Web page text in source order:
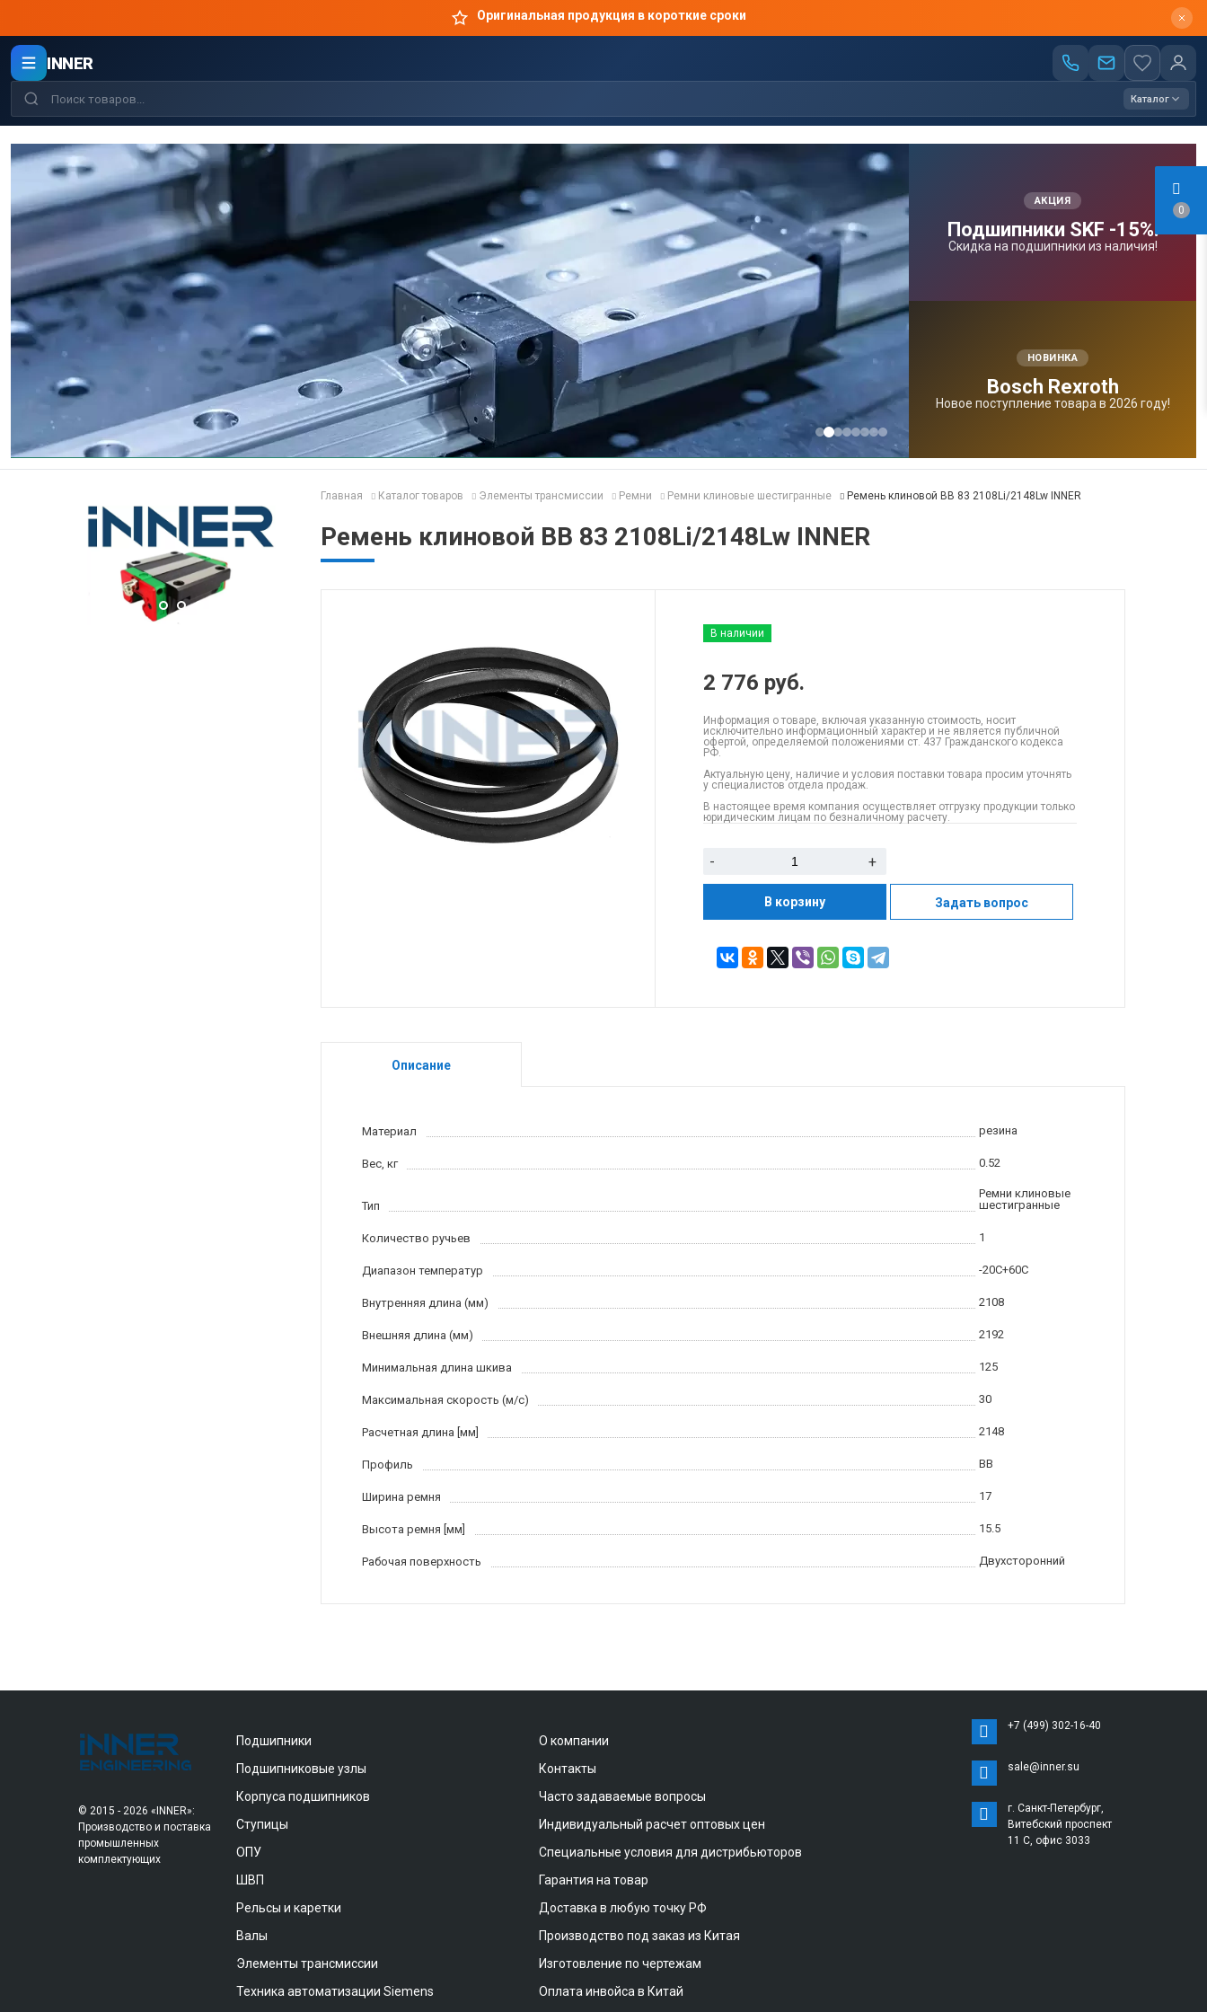
0
Оригинальная продукция в короткие сроки
INNER
Каталог
АКЦИЯ
Подшипники SKF -15%!
Скидка на подшипники из наличия!
НОВИНКА
Bosсh Rexroth
Новое поступление товара в 2026 году!
Главная Каталог товаров Элементы трансмиссии Ремни Ремни клиновые шестигранные Ремень клиновой BB 83 2108Li/2148Lw INNER
Ремень клиновой BB 83 2108Li/2148Lw INNER
В наличии
2 776 руб.
Информация о товаре, включая указанную стоимость, носит
исключительно информационный характер и не является публичной
офертой, определяемой положениями ст. 437 Гражданского кодекса
РФ.
Актуальную цену, наличие и условия поставки товара просим уточнять
у специалистов отдела продаж.
В настоящее время компания осуществляет отгрузку продукции только
юридическим лицам по безналичному расчету.
- +
В корзину Задать вопрос
Описание
Материал резина
Вес, кг 0.52
Тип
Ремни клиновые
шестигранные
Количество ручьев 1
Диапазон температур -20С+60С
Внутренняя длина (мм) 2108
Внешняя длина (мм) 2192
Минимальная длина шкива 125
Максимальная скорость (м/c) 30
Расчетная длина [мм] 2148
Профиль BB
Ширина ремня 17
Высота ремня [мм] 15.5
Рабочая поверхность Двухсторонний
© 2015 - 2026 «INNER»:
Производство и поставка
промышленных
комплектующих
Подшипники
Подшипниковые узлы
Корпуса подшипников
Ступицы
ОПУ
ШВП
Рельсы и каретки
Валы
Элементы трансмиссии
Техника автоматизации Siemens
О компании
Контакты
Часто задаваемые вопросы
Индивидуальный расчет оптовых цен
Специальные условия для дистрибьюторов
Гарантия на товар
Доставка в любую точку РФ
Производство под заказ из Китая
Изготовление по чертежам
Оплата инвойса в Китай
+7 (499) 302-16-40
sale@inner.su
г. Санкт-Петербург,
Витебский проспект
11 С, офис 3033